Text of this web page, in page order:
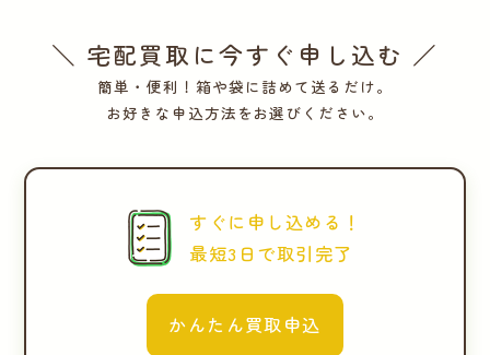
＼ 宅配買取に今すぐ申し込む ／
簡単・便利！箱や袋に詰めて送るだけ。
お好きな申込方法をお選びください。
すぐに申し込める！
最短3日で取引完了
かんたん買取申込